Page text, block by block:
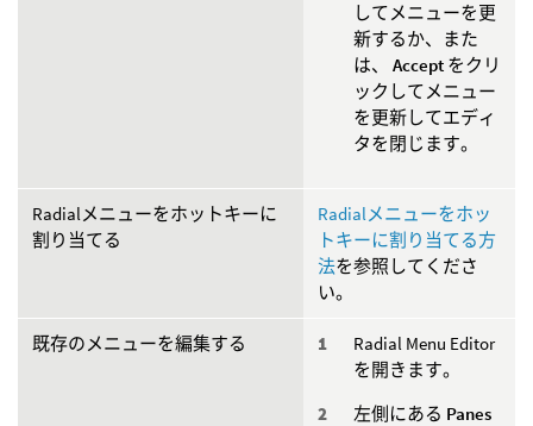
してメニューを更
新するか、また
は、 Accept をクリ
ックしてメニュー
を更新してエディ
タを閉じます。
Radialメニューをホットキーに
割り当てる
Radialメニューをホッ
トキーに割り当てる方
法を参照してくださ
い。
既存のメニューを編集する
Radial Menu Editor
を開きます。
左側にある Panes